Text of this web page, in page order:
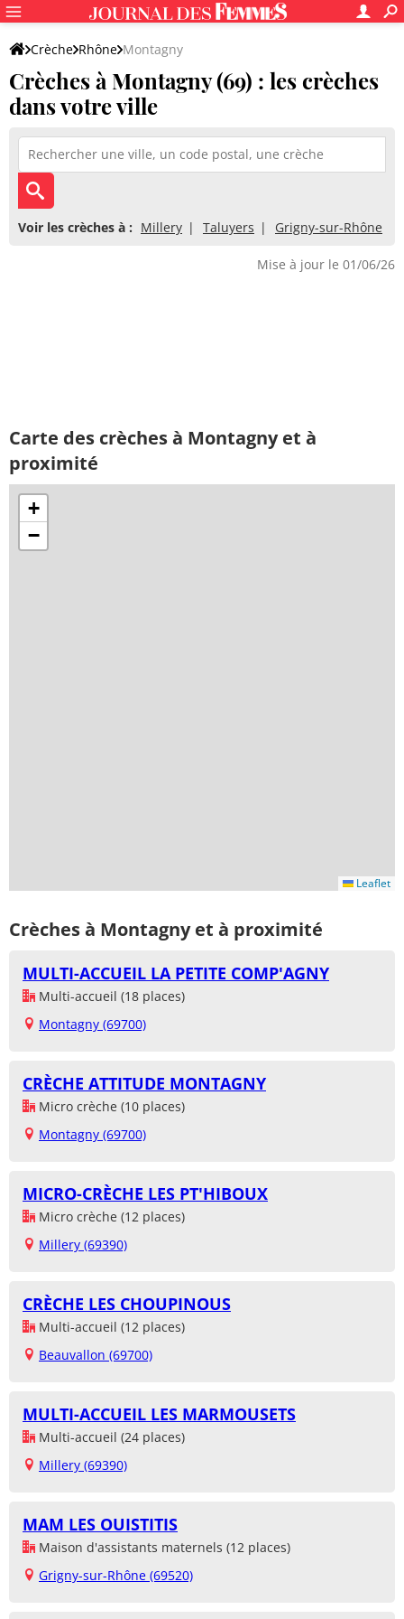
Crèche Rhône Montagny
Crèches à Montagny (69) : les crèches
dans votre ville
Voir les crèches à : Millery Taluyers Grigny-sur-Rhône
Mise à jour le 01/06/26
Carte des crèches à Montagny et à
proximité
+
−
Leaflet
Crèches à Montagny et à proximité
MULTI-ACCUEIL LA PETITE COMP'AGNY
Multi-accueil (18 places)
Montagny (69700)
CRÈCHE ATTITUDE MONTAGNY
Micro crèche (10 places)
Montagny (69700)
MICRO-CRÈCHE LES PT'HIBOUX
Micro crèche (12 places)
Millery (69390)
CRÈCHE LES CHOUPINOUS
Multi-accueil (12 places)
Beauvallon (69700)
MULTI-ACCUEIL LES MARMOUSETS
Multi-accueil (24 places)
Millery (69390)
MAM LES OUISTITIS
Maison d'assistants maternels (12 places)
Grigny-sur-Rhône (69520)